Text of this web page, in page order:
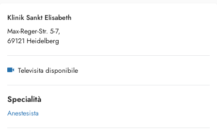
Klinik Sankt Elisabeth
Max-Reger-Str. 5-7,
69121 Heidelberg
Televisita disponibile
Specialità
Anestesista